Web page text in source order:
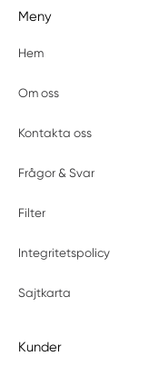
Meny
Hem
Om oss
Kontakta oss
Frågor & Svar
Filter
Integritetspolicy
Sajtkarta
Kunder